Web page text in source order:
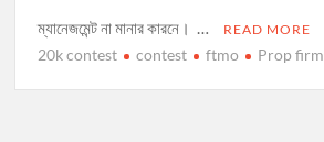
ম্যানেজমেন্ট না মানার কারনে। …
READ MORE
20k contest contest ftmo Prop firm